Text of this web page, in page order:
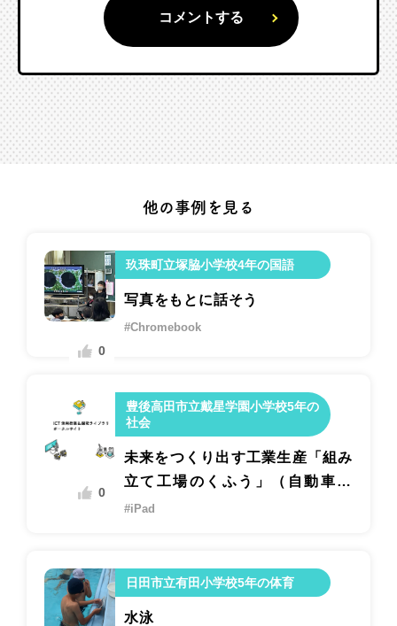
他の事例を見る
玖珠町立塚脇小学校4年の国語
0
写真をもとに話そう
#Chromebook
豊後高田市立戴星学園小学校5年の
社会
0
未来をつくり出す工業生産「組み
立て工場のくふう」（自動車産
業）
#iPad
日田市立有田小学校5年の体育
水泳